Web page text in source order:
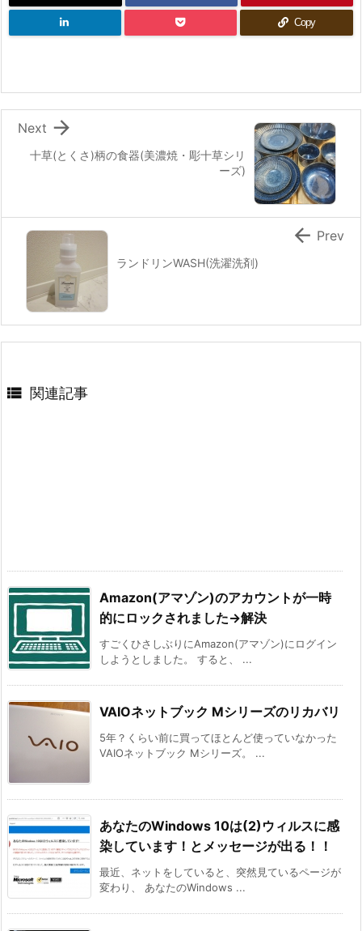
Copy
十草(とくさ)柄の食器(美濃焼・彫十草シリ
ーズ)

Next
ランドリンWASH(洗濯洗剤)
 Prev
 関連記事
Amazon(アマゾン)のアカウントが一時
的にロックされました→解決
すごくひさしぶりにAmazon(アマゾン)にログイン
しようとしました。 すると、 ...
VAIOネットブック Mシリーズのリカバリ
5年？くらい前に買ってほとんど使っていなかった
VAIOネットブック Mシリーズ。 ...
あなたのWindows 10は(2)ウィルスに感
染しています！とメッセージが出る！！
最近、ネットをしていると、突然見ているページが
変わり、 あなたのWindows ...